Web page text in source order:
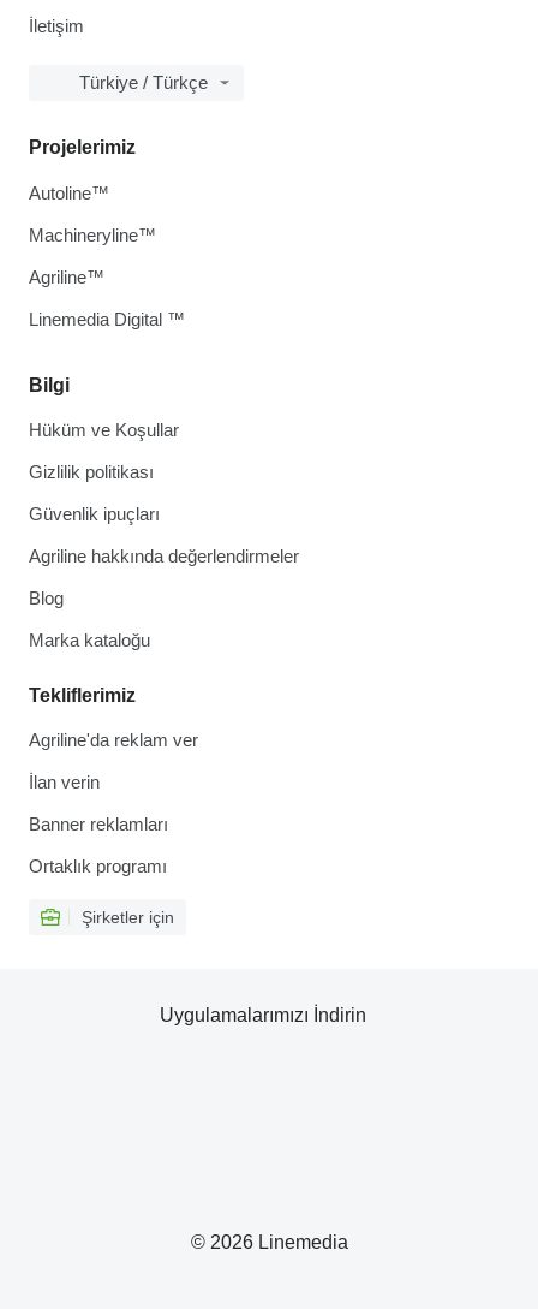
İletişim
Türkiye / Türkçe
Bilgi
Hüküm ve Koşullar
Gizlilik politikası
Güvenlik ipuçları
Agriline hakkında değerlendirmeler
Blog
Marka kataloğu
Tekliflerimiz
Agriline'da reklam ver
İlan verin
Banner reklamları
Ortaklık programı
Şirketler için
Projelerimiz
Autoline™
Machineryline™
Agriline™
Linemedia Digital ™
© 2026 Linemedia
Uygulamalarımızı İndirin